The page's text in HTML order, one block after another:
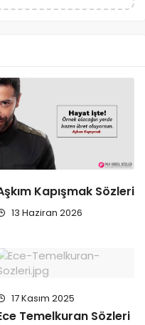
Kapışmak Sözleri
13 Haziran 2026
17 Kasım 2025
Temelkuran Sözleri